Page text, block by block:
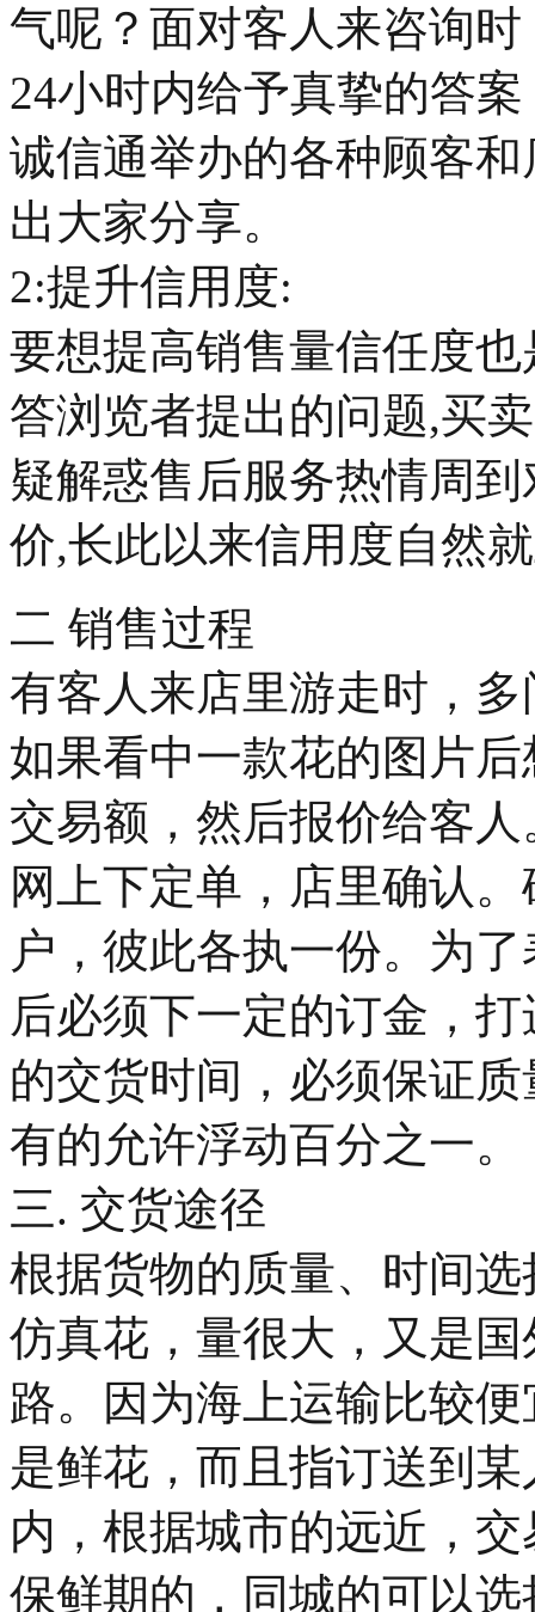
气呢？面对客人来咨询
24小时内给予真挚的答
诚信通举办的各种顾客
出大家分享。
2:提升信用度:
要想提高销售量信任度
答浏览者提出的问题,买
疑解惑售后服务热情周
价,长此以来信用度自然
二 销售过程
有客人来店里游走时，
如果看中一款花的图片
交易额，然后报价给客
网上下定单，店里确认
户，彼此各执一份。为
后必须下一定的订金，
的交货时间，必须保证
有的允许浮动百分之一。
三. 交货途径
根据货物的质量、时间
仿真花，量很大，又是
路。因为海上运输比较
是鲜花，而且指订送到
内，根据城市的远近，
保鲜期的，同城的可以